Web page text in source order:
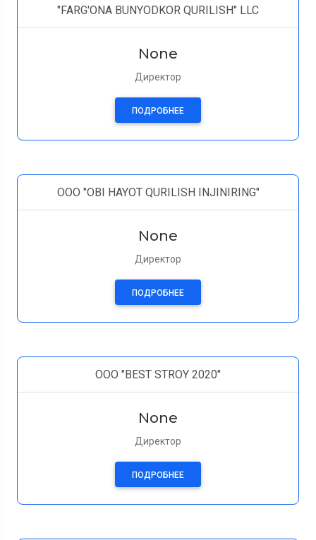
"FARG'ONA BUNYODKOR QURILISH" LLC
None
Директор
ПОДРОБНЕЕ
OOO "OBI HAYOT QURILISH INJINIRING"
None
Директор
ПОДРОБНЕЕ
OOO "BEST STROY 2020"
None
Директор
ПОДРОБНЕЕ